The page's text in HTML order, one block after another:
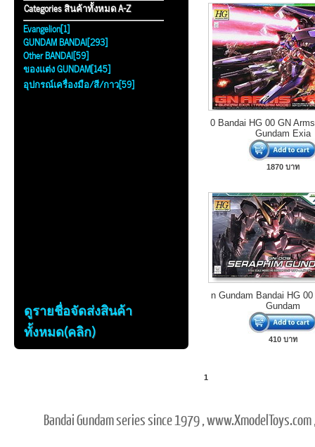
Categories สินค้าทั้งหมด A-Z
Evangelion[1]
GUNDAM BANDAI[293]
Other BANDAI[59]
ของแต่ง GUNDAM[145]
อุปกรณ์เครื่องมือ/สี/กาว[59]
ดูรายชื่อจัดส่งสินค้า
ทั้งหมด(คลิก)
0 Bandai HG 00 GN
Gundam Exia
1870 บาท
n Gundam Bandai HG
Gundam
410 บาท
1
Bandai Gundam series since 1979 ,